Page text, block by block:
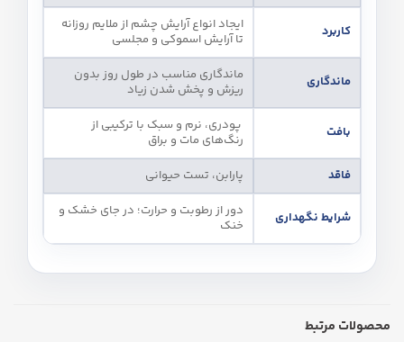
کاربرد
ایجاد انواع آرایش چشم از ملایم روزانه
تا آرایش اسموکی و مجلسی
ماندگاری
ماندگاری مناسب در طول روز بدون
ریزش و پخش شدن زیاد
بافت
پودری، نرم و سبک با ترکیبی از
رنگ‌های مات و براق
فاقد
پارابن، تست حیوانی
شرایط نگهداری
دور از رطوبت و حرارت؛ در جای خشک و
خنک
محصولات مرتبط